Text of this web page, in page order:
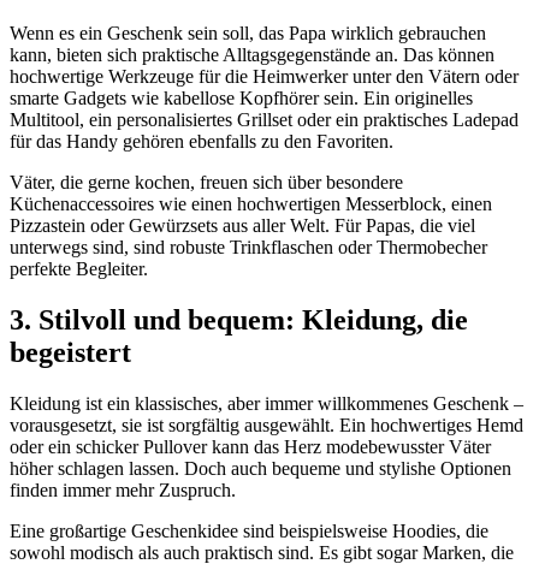
Wenn es ein Geschenk sein soll, das Papa wirklich gebrauchen
kann, bieten sich praktische Alltagsgegenstände an. Das können
hochwertige Werkzeuge für die Heimwerker unter den Vätern oder
smarte Gadgets wie kabellose Kopfhörer sein. Ein originelles
Multitool, ein personalisiertes Grillset oder ein praktisches Ladepad
für das Handy gehören ebenfalls zu den Favoriten.
Väter, die gerne kochen, freuen sich über besondere
Küchenaccessoires wie einen hochwertigen Messerblock, einen
Pizzastein oder Gewürzsets aus aller Welt. Für Papas, die viel
unterwegs sind, sind robuste Trinkflaschen oder Thermobecher
perfekte Begleiter.
3. Stilvoll und bequem: Kleidung, die
begeistert
Kleidung ist ein klassisches, aber immer willkommenes Geschenk –
vorausgesetzt, sie ist sorgfältig ausgewählt. Ein hochwertiges Hemd
oder ein schicker Pullover kann das Herz modebewusster Väter
höher schlagen lassen. Doch auch bequeme und stylishe Optionen
finden immer mehr Zuspruch.
Eine großartige Geschenkidee sind beispielsweise Hoodies, die
sowohl modisch als auch praktisch sind. Es gibt sogar Marken, die